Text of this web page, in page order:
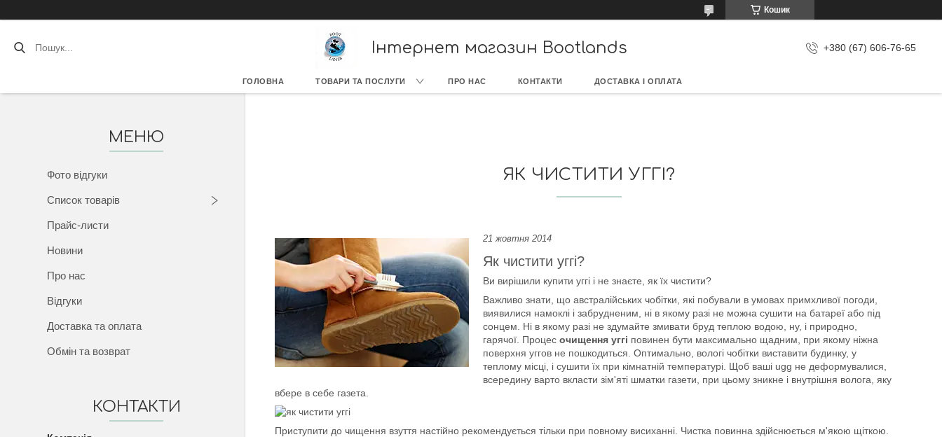
Кошик
Інтернет магазин Bootlands +380 (67) 606-76-65
ГОЛОВНА ТОВАРИ ТА ПОСЛУГИ ПРО НАС КОНТАКТИ ДОСТАВКА І ОПЛАТА
Фото відгуки
Список товарів
Прайс-листи
Новини
Про нас
Відгуки
Доставка та оплата
Обмін та возврат
КОНТАКТИ
ЯК ЧИСТИТИ УГГІ?
21 жовтня 2014
Як чистити уггі?
Ви вирішили купити уггі і не знаєте, як їх чистити?
Важливо знати, що австралійських чобітки, які побували в умовах примхливої погоди,
виявилися намоклі і забрудненим, ні в якому разі не можна сушити на батареї або під
сонцем. Ні в якому разі не здумайте змивати бруд теплою водою, ну, і природно,
гарячої. Процес очищення уггі повинен бути максимально щадним, при якому ніжна
поверхня уггов не пошкодиться. Оптимально, вологі чобітки виставити будинку, у
теплому місці, і сушити їх при кімнатній температурі. Щоб ваші ugg не деформувалися,
всередину варто вкласти зім'яті шматки газети, при цьому зникне і внутрішня волога, яку
вбере в себе газета.
Приступити до чищення взуття настійно рекомендується тільки при повному висиханні. Чистка повинна здійснюється м'якою щіткою.